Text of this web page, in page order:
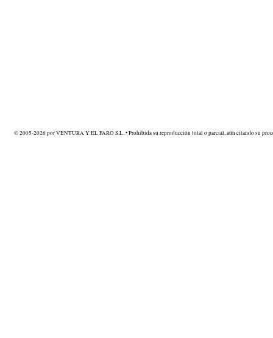
© 2005-2026 por VENTURA Y EL FARO S.L. • Prohibida su reproducción total o parcial, aún citando su